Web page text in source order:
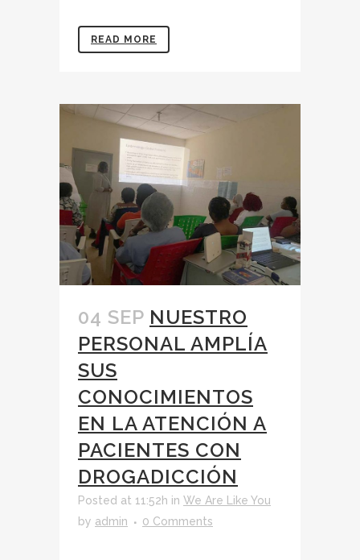
READ MORE
04 SEP NUESTRO
PERSONAL AMPLÍA
SUS
CONOCIMIENTOS
EN LA ATENCIÓN A
PACIENTES CON
DROGADICCIÓN
Posted at 11:52h in We Are Like You
by admin 0 Comments